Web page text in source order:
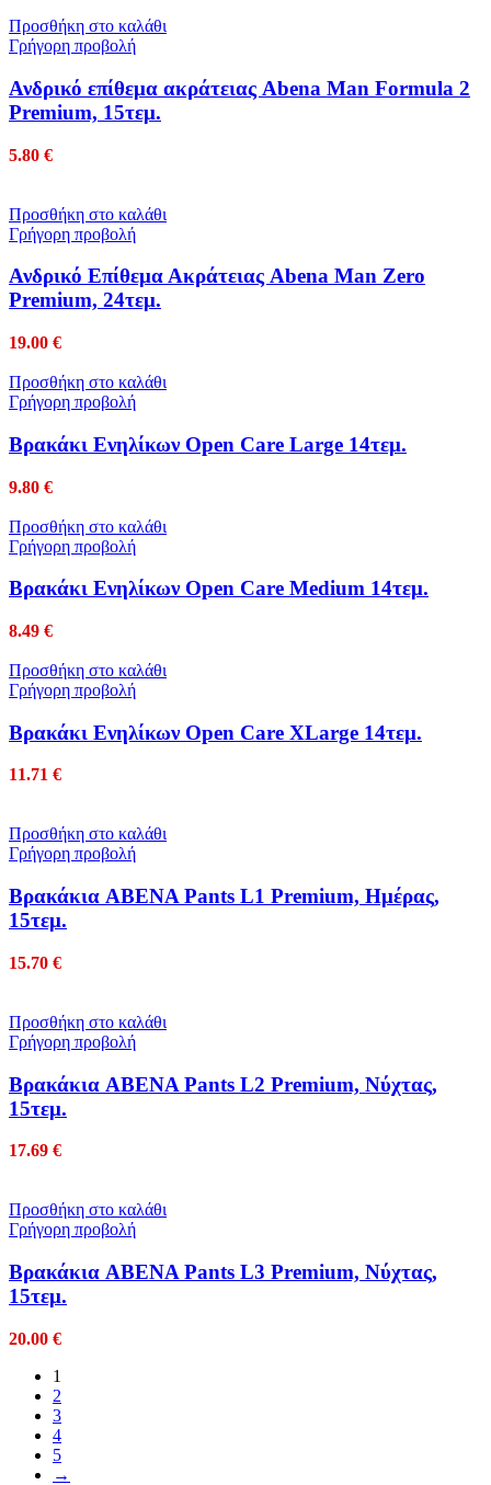
Προσθήκη στο καλάθι
Γρήγορη προβολή
Ανδρικό επίθεμα ακράτειας Abena Man Formula 2
Premium, 15τεμ.
5.80 €
Προσθήκη στο καλάθι
Γρήγορη προβολή
Ανδρικό Επίθεμα Ακράτειας Abena Man Zero
Premium, 24τεμ.
19.00 €
Προσθήκη στο καλάθι
Γρήγορη προβολή
Βρακάκι Ενηλίκων Open Care Large 14τεμ.
9.80 €
Προσθήκη στο καλάθι
Γρήγορη προβολή
Βρακάκι Ενηλίκων Open Care Medium 14τεμ.
8.49 €
Προσθήκη στο καλάθι
Γρήγορη προβολή
Βρακάκι Ενηλίκων Open Care XLarge 14τεμ.
11.71 €
Προσθήκη στο καλάθι
Γρήγορη προβολή
Βρακάκια ABENA Pants L1 Premium, Ημέρας,
15τεμ.
15.70 €
Προσθήκη στο καλάθι
Γρήγορη προβολή
Βρακάκια ABENA Pants L2 Premium, Νύχτας,
15τεμ.
17.69 €
Προσθήκη στο καλάθι
Γρήγορη προβολή
Βρακάκια ABENA Pants L3 Premium, Νύχτας,
15τεμ.
20.00 €
1
2
3
4
5
→